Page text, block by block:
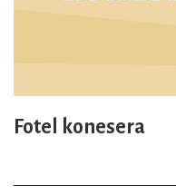
Fotel konesera